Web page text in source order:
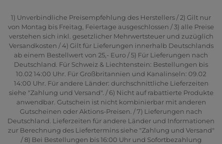
1) Unverbindliche Preisempfehlung des Herstellers / 2) Gilt nur
von Montag bis Freitag, Feiertage ausgeschlossen / 3) alle Preise
verstehen sich inkl. gesetzlicher Mehrwertsteuer und zuzüglich
Versandkosten / 4) Gilt für Lieferungen innerhalb Deutschlands
ab einem Bestellwert von 25,- Euro / 5) Für Lieferungen nach
Deutschland. Für Schweiz & Liechtenstein: Bestellungen bis
10.02 14:00 Uhr. Für Großbritannien und Kanalinseln: 09.02
14:00 Uhr. Für andere Länder: durchschnittliche Lieferzeiten
siehe "Zahlung und Versand". / 6) Nicht auf rabattierte Produkte
anwendbar. Gutschein ist nicht kombinierbar mit anderen
Gutscheinen oder Aktions-Preisen. / 7) Lieferungen nach
Deutschland. Lieferzeiten für andere Länder und Informationen
zur Berechnung des Liefertermins siehe "Zahlung und Versand"
/ 8) Bei Bestellungen bis 16:00 Uhr und Sofortbezahlung